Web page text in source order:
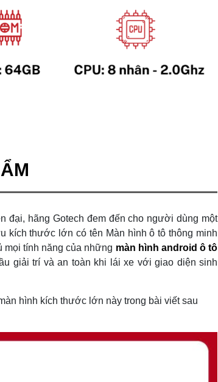
đại, hãng Gotech đem đến cho người dùng một
kích thước lớn có tên Màn hình ô tô thông minh
tính năng của những màn hình android ô tô
giải trí và an toàn khi lái xe với giao diện sinh
hình kích thước lớn này trong bài viết sau